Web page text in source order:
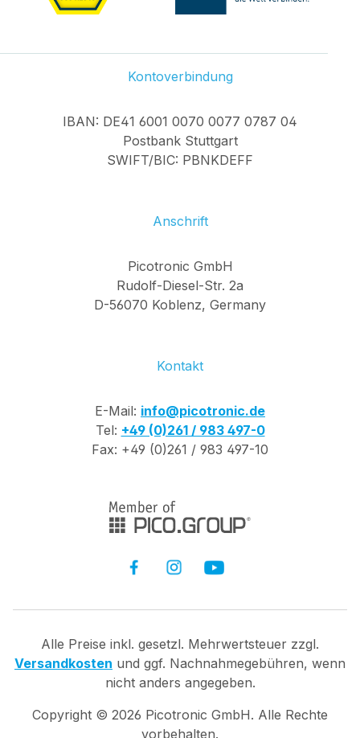
Kontoverbindung
IBAN: DE41 6001 0070 0077 0787 04
Postbank Stuttgart
SWIFT/BIC: PBNKDEFF
Anschrift
Picotronic GmbH
Rudolf-Diesel-Str. 2a
D-56070 Koblenz, Germany
Kontakt
E-Mail: info@picotronic.de
Tel: +49 (0)261 / 983 497-0
Fax: +49 (0)261 / 983 497-10
Alle Preise inkl. gesetzl. Mehrwertsteuer zzgl.
Versandkosten und ggf. Nachnahmegebühren, wenn
nicht anders angegeben.
Copyright © 2026 Picotronic GmbH. Alle Rechte
vorbehalten.